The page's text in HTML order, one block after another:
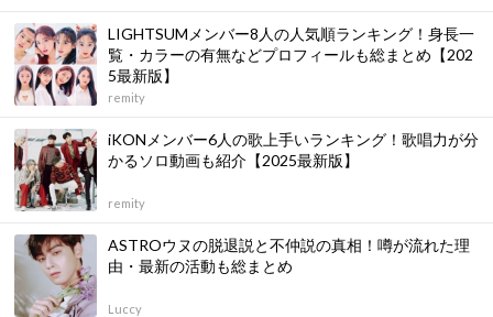
LIGHTSUMメンバー8人の人気順ランキング！身長一
覧・カラーの有無などプロフィールも総まとめ【202
5最新版】
remity
iKONメンバー6人の歌上手いランキング！歌唱力が分
かるソロ動画も紹介【2025最新版】
remity
ASTROウヌの脱退説と不仲説の真相！噂が流れた理
由・最新の活動も総まとめ
Luccy